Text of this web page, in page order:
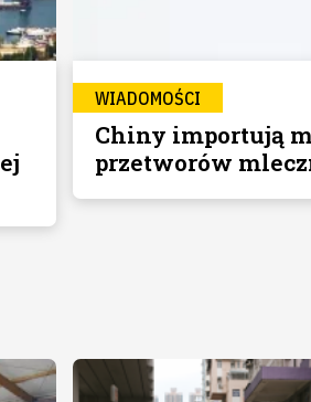
WIADOMOŚCI
Chiny importują
przetworów